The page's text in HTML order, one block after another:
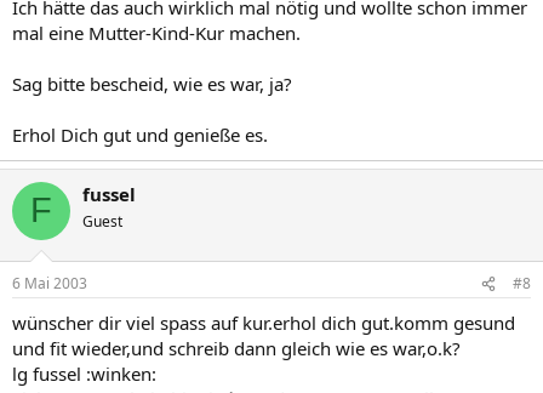
Ich hätte das auch wirklich mal nötig und wollte schon immer
mal eine Mutter-Kind-Kur machen.
Sag bitte bescheid, wie es war, ja?
Erhol Dich gut und genieße es.
F fussel
Guest
6 Mai 2003 #8
wünscher dir viel spass auf kur.erhol dich gut.komm gesund
und fit wieder,und schreib dann gleich wie es war,o.k?
lg fussel :winken: